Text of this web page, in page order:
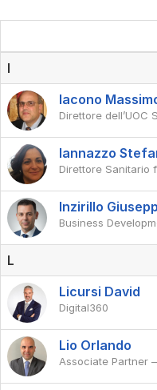
I
Iacono
Direttore
Iannazzo
Direttore Sanitario
Inzirillo
Business
L
Licursi David
Digital360
Lio Orlando
Associate Partner